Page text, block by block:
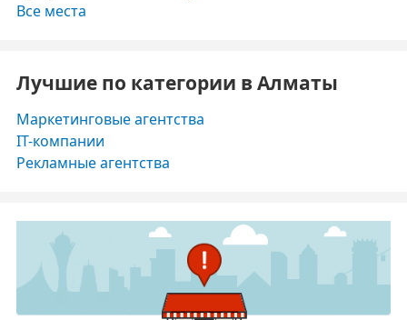
Все места
Лучшие по категории в Алматы
Маркетинговые агентства
IT-компании
Рекламные агентства